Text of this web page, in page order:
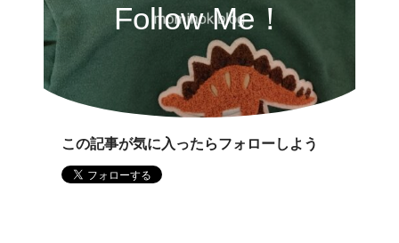
Follow Me！
この記事が気に入ったらフォローしよう